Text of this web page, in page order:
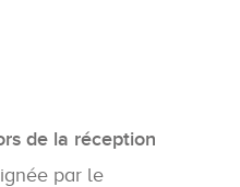
de la réception
par le